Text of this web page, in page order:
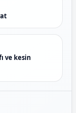
ve kesin